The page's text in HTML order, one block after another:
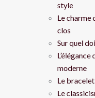
style
Le charme
clos
Sur quel
moderne
Le
Le